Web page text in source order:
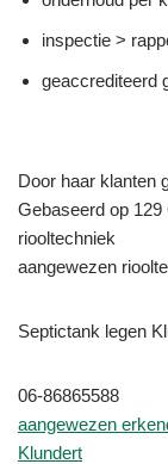
inspectie >
geaccrediteerd
Door haar klanten
Gebaseerd op
riooltechniek
aangewezen
Septictank legen
06-86865588
aangewezen
Klundert